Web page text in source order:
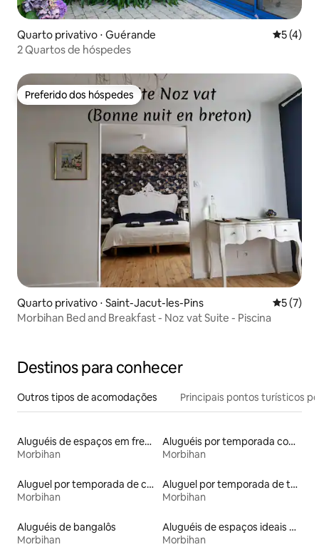
Quarto privativo ⋅ Guérande 5 de
5 (4)
2 Quartos de hóspedes
Preferido dos hóspedes
Preferido dos hóspedes
Quarto privativo ⋅ Saint-Jacut-les-Pins 5 de
5 (7)
Morbihan Bed and Breakfast - Noz vat Suite - Piscina
Destinos para conhecer
Outros tipos de acomodações Principais pontos turísticos
Aluguéis de espaços em frente à praia
Morbihan
Aluguéis por temporada com sauna
Morbihan
Aluguel por temporada de casas na terra
Morbihan
Aluguel por temporada de townhouses
Morbihan
Aluguéis de bangalôs
Morbihan
Aluguéis de espaços ideais para famílias
Morbihan